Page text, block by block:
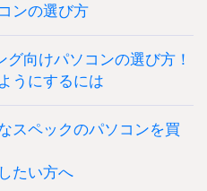
ンの選び方
グ向けパソコンの選び方！
うにするには
スペックのパソコンを買
たい方へ